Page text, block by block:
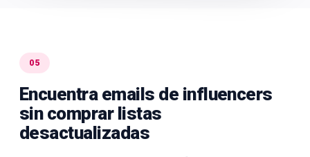
05
Encuentra emails de influencers
sin comprar listas
desactualizadas